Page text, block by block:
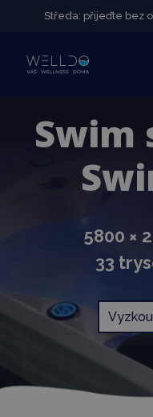
Swim
5800 ×
33
Středa: přijeďte bez
Středa: přijeďte bez